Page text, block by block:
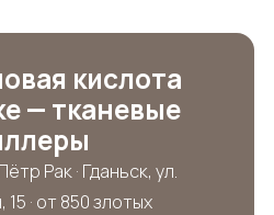
кислота
— тканевые
Рак · Гданьск, ул.
· от 850 злотых